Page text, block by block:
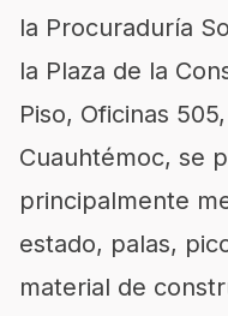
la Procuraduría
la Plaza de la
Piso, Oficinas
Cuauhtémoc, se
principalmente
estado, palas,
material de